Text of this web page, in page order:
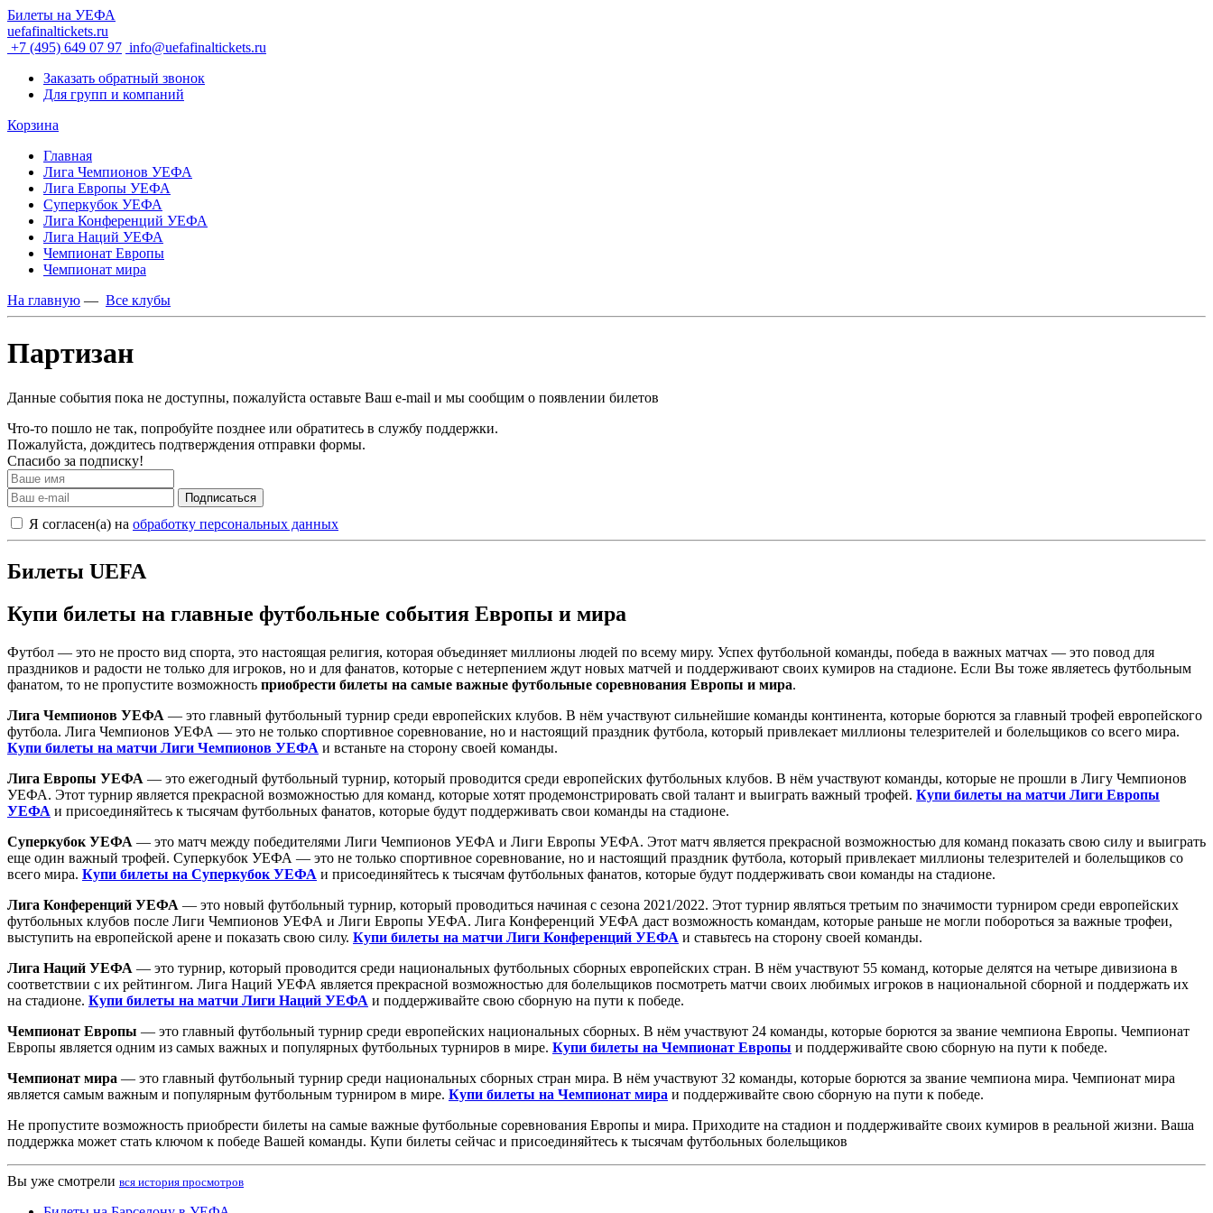
Билеты на УЕФА
uefafinaltickets.ru
+7 (495) 649 07 97 info@uefafinaltickets.ru
Заказать обратный звонок
Для групп и компаний
Корзина
Главная
Лига Чемпионов УЕФА
Лига Европы УЕФА
Суперкубок УЕФА
Лига Конференций УЕФА
Лига Наций УЕФА
Чемпионат Европы
Чемпионат мира
На главную — Все клубы
Партизан
Данные события пока не доступны, пожалуйста оставьте Ваш e-mail и мы сообщим о появлении билетов
Что-то пошло не так, попробуйте позднее или обратитесь в службу поддержки.
Пожалуйста, дождитесь подтверждения отправки формы.
Спасибо за подписку!
Подписаться
Я согласен(а) на обработку персональных данных
Билеты UEFA
Купи билеты на главные футбольные события Европы и мира
Футбол — это не просто вид спорта, это настоящая религия, которая объединяет миллионы людей по всему миру. Успех футбольной команды, победа в важных матчах — это повод для
праздников и радости не только для игроков, но и для фанатов, которые с нетерпением ждут новых матчей и поддерживают своих кумиров на стадионе. Если Вы тоже являетесь футбольным
фанатом, то не пропустите возможность приобрести билеты на самые важные футбольные соревнования Европы и мира.
Лига Чемпионов УЕФА — это главный футбольный турнир среди европейских клубов. В нём участвуют сильнейшие команды континента, которые борются за главный трофей европейского
футбола. Лига Чемпионов УЕФА — это не только спортивное соревнование, но и настоящий праздник футбола, который привлекает миллионы телезрителей и болельщиков со всего мира.
Купи билеты на матчи Лиги Чемпионов УЕФА и встаньте на сторону своей команды.
Лига Европы УЕФА — это ежегодный футбольный турнир, который проводится среди европейских футбольных клубов. В нём участвуют команды, которые не прошли в Лигу Чемпионов
УЕФА. Этот турнир является прекрасной возможностью для команд, которые хотят продемонстрировать свой талант и выиграть важный трофей. Купи билеты на матчи Лиги Европы
УЕФА и присоединяйтесь к тысячам футбольных фанатов, которые будут поддерживать свои команды на стадионе.
Суперкубок УЕФА — это матч между победителями Лиги Чемпионов УЕФА и Лиги Европы УЕФА. Этот матч является прекрасной возможностью для команд показать свою силу и выиграть
еще один важный трофей. Суперкубок УЕФА — это не только спортивное соревнование, но и настоящий праздник футбола, который привлекает миллионы телезрителей и болельщиков со
всего мира. Купи билеты на Суперкубок УЕФА и присоединяйтесь к тысячам футбольных фанатов, которые будут поддерживать свои команды на стадионе.
Лига Конференций УЕФА — это новый футбольный турнир, который проводиться начиная с сезона 2021/2022. Этот турнир являться третьим по значимости турниром среди европейских
футбольных клубов после Лиги Чемпионов УЕФА и Лиги Европы УЕФА. Лига Конференций УЕФА даст возможность командам, которые раньше не могли побороться за важные трофеи,
выступить на европейской арене и показать свою силу. Купи билеты на матчи Лиги Конференций УЕФА и ставьтесь на сторону своей команды.
Лига Наций УЕФА — это турнир, который проводится среди национальных футбольных сборных европейских стран. В нём участвуют 55 команд, которые делятся на четыре дивизиона в
соответствии с их рейтингом. Лига Наций УЕФА является прекрасной возможностью для болельщиков посмотреть матчи своих любимых игроков в национальной сборной и поддержать их
на стадионе. Купи билеты на матчи Лиги Наций УЕФА и поддерживайте свою сборную на пути к победе.
Чемпионат Европы — это главный футбольный турнир среди европейских национальных сборных. В нём участвуют 24 команды, которые борются за звание чемпиона Европы. Чемпионат
Европы является одним из самых важных и популярных футбольных турниров в мире. Купи билеты на Чемпионат Европы и поддерживайте свою сборную на пути к победе.
Чемпионат мира — это главный футбольный турнир среди национальных сборных стран мира. В нём участвуют 32 команды, которые борются за звание чемпиона мира. Чемпионат мира
является самым важным и популярным футбольным турниром в мире. Купи билеты на Чемпионат мира и поддерживайте свою сборную на пути к победе.
Не пропустите возможность приобрести билеты на самые важные футбольные соревнования Европы и мира. Приходите на стадион и поддерживайте своих кумиров в реальной жизни. Ваша
поддержка может стать ключом к победе Вашей команды. Купи билеты сейчас и присоединяйтесь к тысячам футбольных болельщиков
Вы уже смотрели вся история просмотров